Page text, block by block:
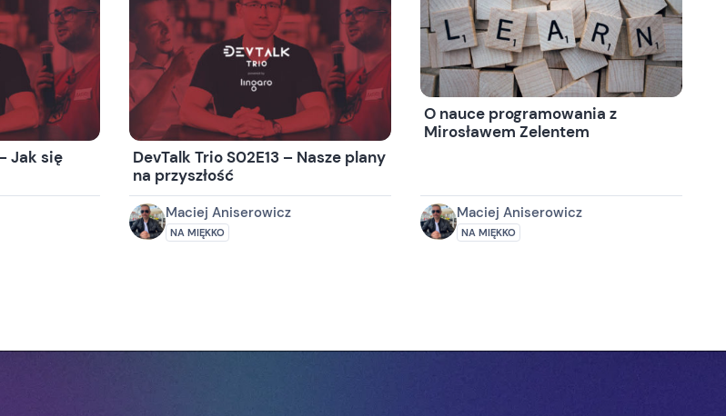
Jak się
DevTalk Trio S02E13 – Nasze plany
na przyszłość
Maciej Aniserowicz
NA MIĘKKO
O nauce programowania z
Mirosławem Zelentem
Maciej Aniserowicz
NA MIĘKKO